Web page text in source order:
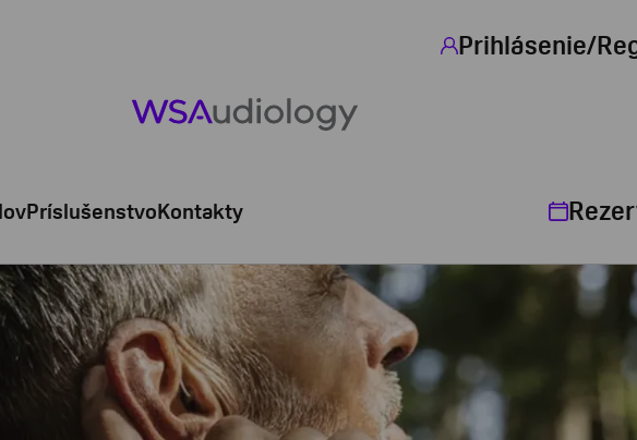
Prihlásenie/
PríslušenstvoKontakty